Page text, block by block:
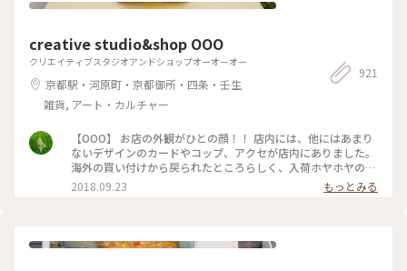
ども教えていただきました〜😍 Webショップでも買えます
⤵︎ ︎下のスポットから ことりっぷさんの記事がご覧になれます
よ😊 * #花を愉しむ #ことりっぷ京都 #京都 #和紙 #彩り文様香
#包み香 #和詩倶楽部 #わしくらぶ #お土産 #おみやげ #おみや
げ図鑑 #お香 #白檀 #和紙 #こもりっぷ仙台 #カメラ #カメラ初
心者🔰 #fumitubu
creative studio&shop OOO
クリエイティブスタジオアンドショップオーオーオー
京都駅・河原町・京都御所・四条・壬生
雑貨, アート・カルチャー
921
【OOO】 お店の外観がひとの顔！！ 店内には、他にはあまり
ないデザインのカードやコップ、アクセが店内にありました。
海外の買い付けから戻られたところらしく、入荷ホヤホヤの物
も教えてもらいました。 今回、DIYキット目当てで来店したこ
とを伝えたら、店の奥からもいろいろ出して下さいました！ #
2018.09.23 もっとみる